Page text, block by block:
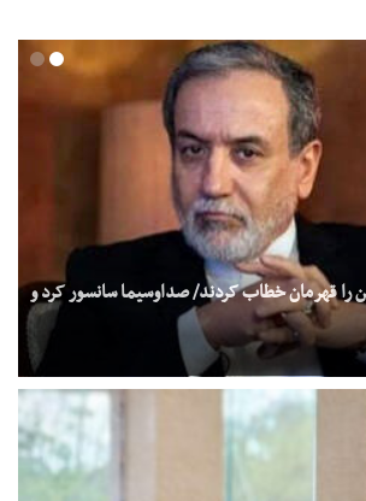
را قهرمان خطاب کردند/ صداوسیما سانسور کرد و